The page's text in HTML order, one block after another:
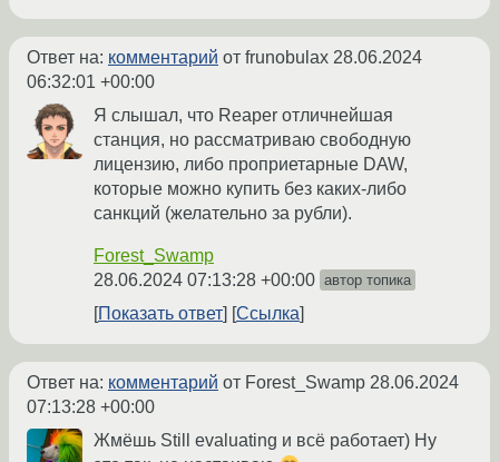
Ответ на: комментарий от frunobulax 28.06.2024
06:32:01 +00:00
Я слышал, что Reaper отличнейшая
станция, но рассматриваю свободную
лицензию, либо проприетарные DAW,
которые можно купить без каких-либо
санкций (желательно за рубли).
Forest_Swamp
28.06.2024 07:13:28 +00:00 автор топика
Показать ответ Ссылка
Ответ на: комментарий от Forest_Swamp 28.06.2024
07:13:28 +00:00
Жмёшь Still evaluating и всё работает) Ну